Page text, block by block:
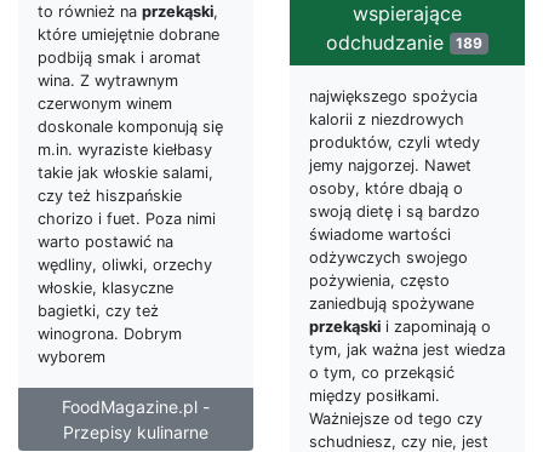
to również na przekąski,
które umiejętnie dobrane
podbiją smak i aromat
wina. Z wytrawnym
czerwonym winem
doskonale komponują się
m.in. wyraziste kiełbasy
takie jak włoskie salami,
czy też hiszpańskie
chorizo i fuet. Poza nimi
warto postawić na
wędliny, oliwki, orzechy
włoskie, klasyczne
bagietki, czy też
winogrona. Dobrym
wyborem
FoodMagazine.pl -
Przepisy kulinarne
wspierające
odchudzanie 189
największego spożycia
kalorii z niezdrowych
produktów, czyli wtedy
jemy najgorzej. Nawet
osoby, które dbają o
swoją dietę i są bardzo
świadome wartości
odżywczych swojego
pożywienia, często
zaniedbują spożywane
przekąski i zapominają o
tym, jak ważna jest wiedza
o tym, co przekąsić
między posiłkami.
Ważniejsze od tego czy
schudniesz, czy nie, jest